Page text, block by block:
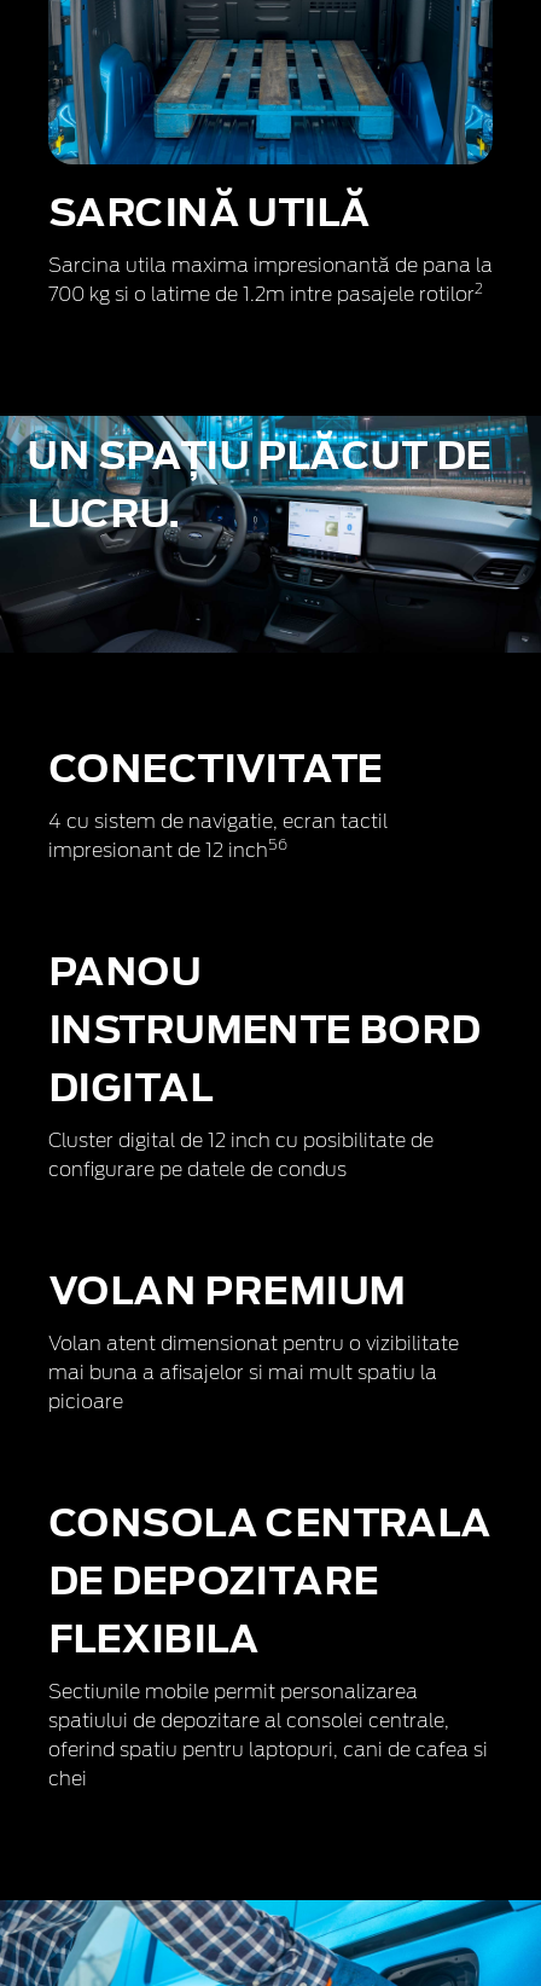
SARCINĂ UTILĂ
Sarcina utila maxima impresionantă de pana la
700 kg si o latime de 1.2m intre pasajele rotilor2
UN SPAȚIU PLĂCUT DE
LUCRU.
CONECTIVITATE
4 cu sistem de navigatie, ecran tactil
impresionant de 12 inch56
PANOU
INSTRUMENTE BORD
DIGITAL
Cluster digital de 12 inch cu posibilitate de
configurare pe datele de condus
VOLAN PREMIUM
Volan atent dimensionat pentru o vizibilitate
mai buna a afisajelor si mai mult spatiu la
picioare
CONSOLA CENTRALA
DE DEPOZITARE
FLEXIBILA
Sectiunile mobile permit personalizarea
spatiului de depozitare al consolei centrale,
oferind spatiu pentru laptopuri, cani de cafea si
chei